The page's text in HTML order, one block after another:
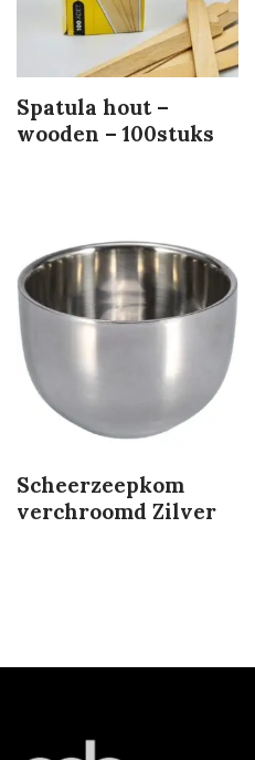
Spatula hout –
wooden – 100stuks
Scheerzeepkom
verchroomd Zilver